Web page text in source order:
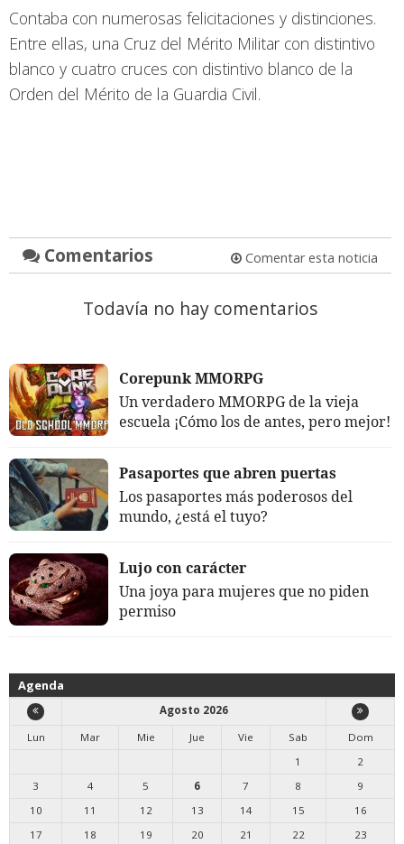
Contaba con numerosas felicitaciones y distinciones.
Entre ellas, una Cruz del Mérito Militar con distintivo
blanco y cuatro cruces con distintivo blanco de la
Orden del Mérito de la Guardia Civil.
Comentarios Comentar esta noticia
Todavía no hay comentarios
Corepunk MMORPG
Un verdadero MMORPG de la vieja
escuela ¡Cómo los de antes, pero mejor!
Pasaportes que abren puertas
Los pasaportes más poderosos del
mundo, ¿está el tuyo?
Lujo con carácter
Una joya para mujeres que no piden
permiso
Agenda
Agosto 2026
Lun
Mar Mie Jue Vie Sab
Dom
1
2
3
4 5 6 7 8
9
10
11 12 13 14 15
16
17
18 19 20 21 22 23